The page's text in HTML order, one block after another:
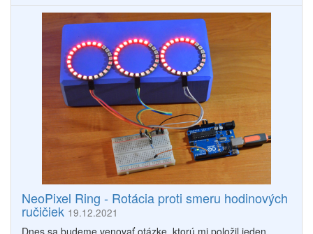
NeoPixel Ring - Rotácia proti smeru hodinových
ručičiek 19.12.2021